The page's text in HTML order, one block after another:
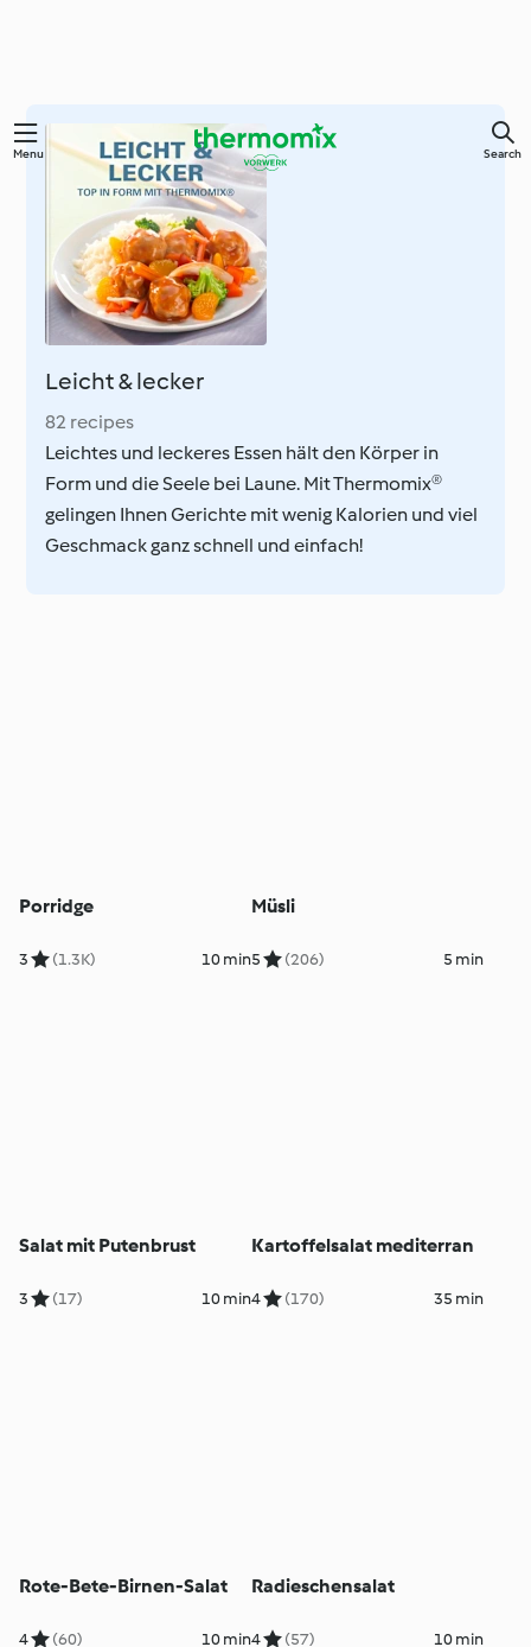
Skip
Menu Search
Leicht & lecker
82 recipes
Leichtes und leckeres Essen hält den Körper in
Form und die Seele bei Laune. Mit Thermomix®
gelingen Ihnen Gerichte mit wenig Kalorien und viel
Geschmack ganz schnell und einfach!
Porridge
3 (1.3K) 10 min
Müsli
5 (206) 5 min
Salat mit Putenbrust
3 (17) 10 min
Kartoffelsalat mediterran
4 (170) 35 min
Rote-Bete-Birnen-Salat
4 (60) 10 min
Radieschensalat
4 (57) 10 min